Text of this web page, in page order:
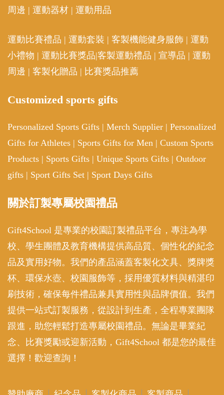
周邊 | 運動器材 | 運動用品
運動比賽禮品 | 運動套裝 | 客製機能健身服飾 | 運動
小禮物 | 運動比賽獎品|客製運動禮品 | 宣導品 | 運動
周邊 | 客製化贈品 | 比賽獎品推薦
Customized sports gifts
Personalized Sports Gifts | Merch Supplier | Personalized
Gifts for Athletes | Sports Gifts for Men | Custom Sports
Products | Sports Gifts | Unique Sports Gifts | Outdoor
gifts | Sport Gifts Set | Sport Days Gifts
關於訂製專屬校園禮品
Gift4School 是專業的校園訂製禮品平台，專注為學
校、學生團體及教育機構提供高品質、個性化的紀念
品及實用好物。我們的產品涵蓋客製化文具、獎牌獎
杯、環保水壺、校園服飾等，採用優質材料與精湛印
刷技術，確保每件禮品兼具實用性與品牌價值。我們
提供一站式訂製服務，從設計到生產，全程專業團隊
跟進，助您輕鬆打造專屬校園禮品。無論是畢業紀
念、比賽獎勵或迎新活動，Gift4School 都是您的最佳
選擇！歡迎查詢！